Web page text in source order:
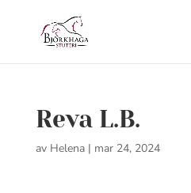
Reva L.B.
av Helena| mar 24, 2024